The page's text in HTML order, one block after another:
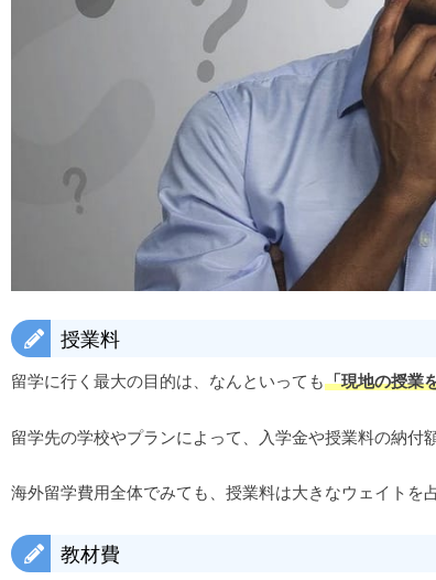
授業料
留学に行く最大の目的は、なんといっても「現地の授業
留学先の学校やプランによって、入学金や授業料の納付
海外留学費用全体でみても、授業料は大きなウェイトを
教材費